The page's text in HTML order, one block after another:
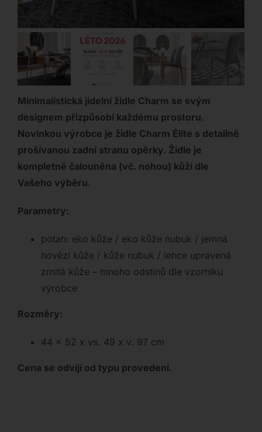
Minimalistická jídelní židle Charm se svým
designem přizpůsobí každému prostoru.
Novinkou výrobce je židle Charm Élite s detailně
prošívanou zadní stranu opěrky. Židle je
kompletně čalouněna (vč. nohou) kůží dle
Vašeho výběru.
Parametry:
potah: eko kůže / eko kůže nubuk / jemná
hovězí kůže / kůže nubuk / lehce upravená
zrnitá kůže – mnoho odstínů dle vzorníku
výrobce
Rozměry:
44 x 52 x vs. 49 x v. 97 cm
Cena se odvíjí od typu provedení.